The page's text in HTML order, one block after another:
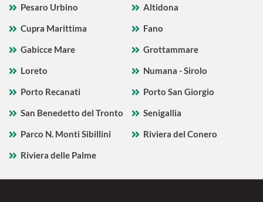
Pesaro Urbino
Altidona
Cupra Marittima
Fano
Gabicce Mare
Grottammare
Loreto
Numana - Sirolo
Porto Recanati
Porto San Giorgio
San Benedetto del Tronto
Senigallia
Parco N. Monti Sibillini
Riviera del Conero
Riviera delle Palme